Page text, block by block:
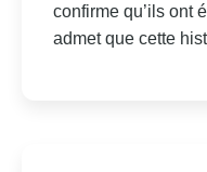
confirme qu’ils ont
admet que cette